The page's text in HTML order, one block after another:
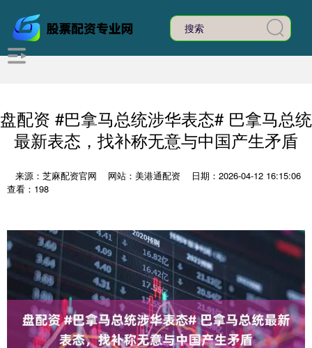
盘配资 #巴拿马总统涉华表态# 巴拿马总统
最新表态，找补称无意与中国产生矛盾
来源：芝麻配资官网 网站：美港通配资
日期：2026-04-12 16:15:06
查看：198